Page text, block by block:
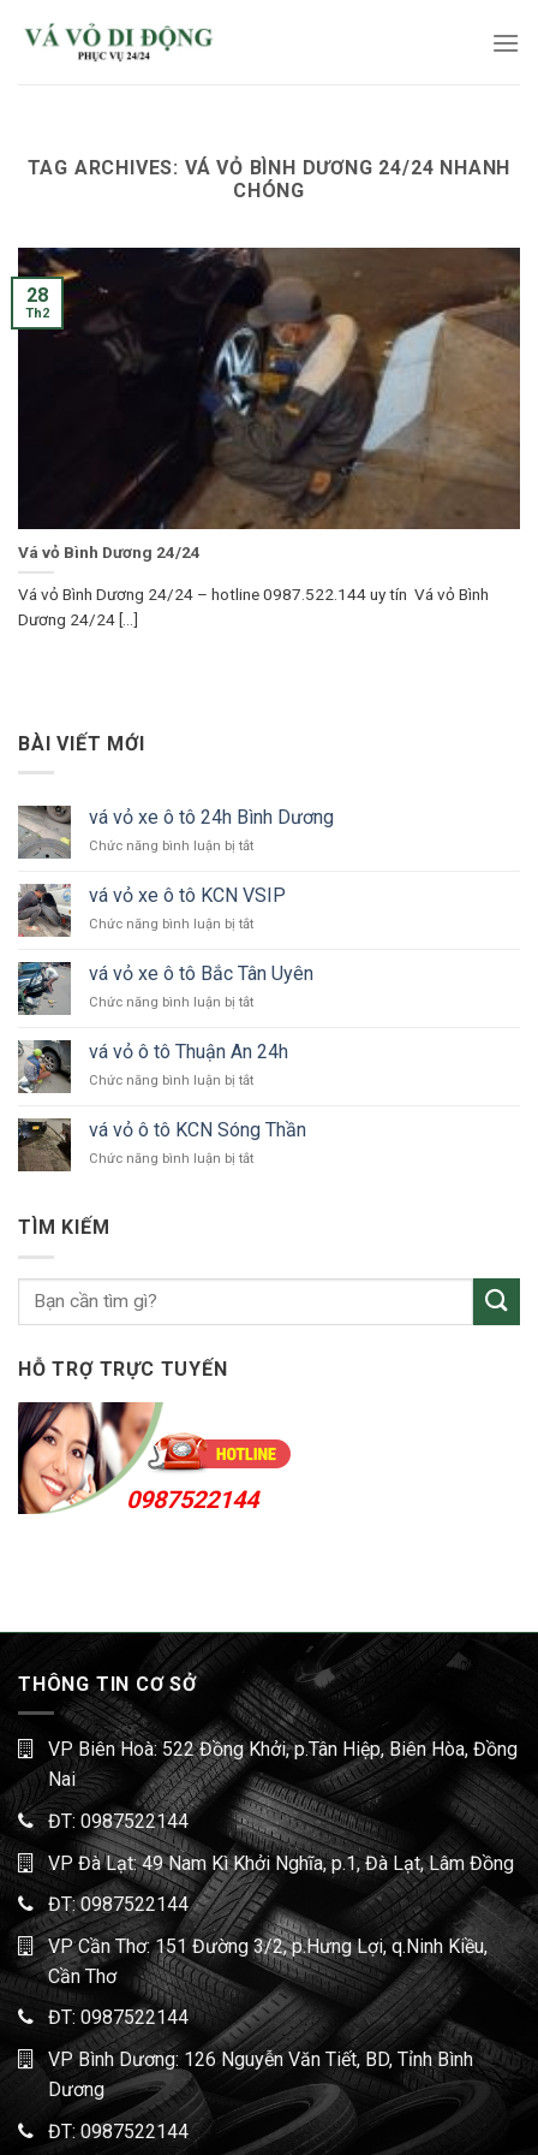
TAG ARCHIVES: VÁ VỎ BÌNH DƯƠNG 24/24 NHANH
CHÓNG
Vá vỏ Bình Dương 24/24
Vá vỏ Bình Dương 24/24 – hotline 0987.522.144 uy tín Vá vỏ Bình
Dương 24/24 [...]
28
Th2
BÀI VIẾT MỚI
vá vỏ xe ô tô 24h Bình Dương
Chức năng bình luận bị tắtở
vỏ
xe
ô
24h
Dương
vá vỏ xe ô tô KCN VSIP
Chức năng bình luận bị tắtở
vỏ
xe
ô
KCN
vá vỏ xe ô tô Bắc Tân Uyên
Chức năng bình luận bị tắtở
vỏ
xe
ô
Bắc
Tân
Uyên
vá vỏ ô tô Thuận An 24h
Chức năng bình luận bị tắtở
ô
tô
vá vỏ ô tô KCN Sóng Thần
Chức năng bình luận bị tắtở
Sóng
TÌM KIẾM
HỖ TRỢ TRỰC TUYẾN
0987522144
THÔNG TIN CƠ SỞ
VP Biên Hoà: 522 Đồng Khởi, p.Tân Hiệp, Biên Hòa, Đồng
Nai
ĐT: 0987522144
VP Đà Lạt: 49 Nam Kì Khởi Nghĩa, p.1, Đà Lạt, Lâm Đồng
ĐT:0987522144
VP Cần Thơ: 151 Đường 3/2, p.Hưng Lợi, q.Ninh Kiều,
Cần Thơ
ĐT: 0987522144
VP Bình Dương: 126 Nguyễn Văn Tiết, BD, Tỉnh Bình
Dương
ĐT: 0987522144